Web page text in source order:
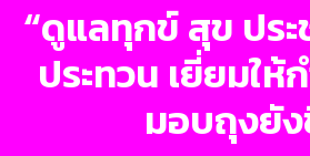
“ดูแลทุกข์ สุข ประ
ประทวน เยี่ยมให้
มอบถุงยั